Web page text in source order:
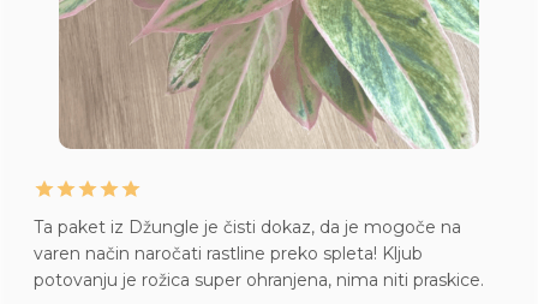
Ta paket iz Džungle je čisti dokaz, da je mogoče na
varen način naročati rastline preko spleta! Kljub
potovanju je rožica super ohranjena, nima niti praskice.